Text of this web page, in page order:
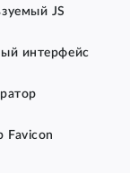
JS
интерфейс
Favicon